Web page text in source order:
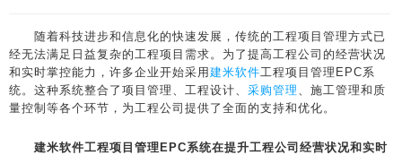
随着科技进步和信息化的快速发展，传统的工程项目管理方式已
经无法满足日益复杂的工程项目需求。为了提高工程公司的经营状况
和实时掌控能力，许多企业开始采用 建米软件工程项目管理EPC系
统。这种系统整合了项目管理、工程设计、 采购管理 、施工管理和质
量控制等各个环节，为工程公司提供了全面的支持和优化。
建米软件工程项目管理EPC系统在提升工程公司经营状况和实时